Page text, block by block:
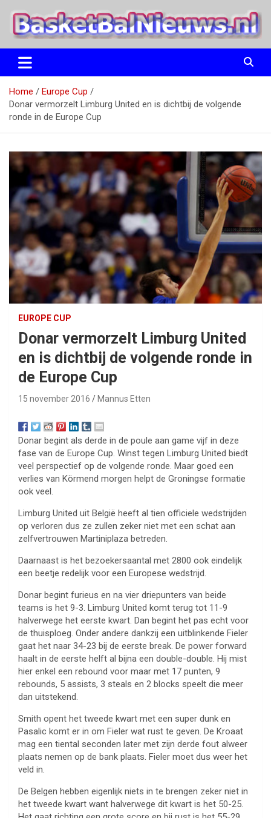
naar
BasketBalNieuws.nl
Etten
Home
Europe Cup
Donar vermorzelt Limburg United en is dichtbij de volgende
ronde in de Europe Cup
EUROPE CUP
Donar vermorzelt Limburg United
en is dichtbij de volgende ronde in
de Europe Cup
15 november 2016 Mannus Etten
Donar begint als derde in de poule aan game vijf in deze
fase van de Europe Cup. Winst tegen Limburg United biedt
veel perspectief op de volgende ronde. Maar goed een
verlies van Körmend morgen helpt de Groningse formatie
ook veel.
Limburg United uit België heeft al tien officiele wedstrijden
op verloren dus ze zullen zeker niet met een schat aan
zelfvertrouwen Martiniplaza betreden.
Daarnaast is het bezoekersaantal met 2800 ook eindelijk
een beetje redelijk voor een Europese wedstrijd.
Donar begint furieus en na vier driepunters van beide
teams is het 9-3. Limburg United komt terug tot 11-9
halverwege het eerste kwart. Dan begint het pas echt voor
de thuisploeg. Onder andere dankzij een uitblinkende Fieler
gaat het naar 34-23 bij de eerste break. De power forward
haalt in de eerste helft al bijna een double-double. Hij mist
hier enkel een rebound voor maar met 17 punten, 9
rebounds, 5 assists, 3 steals en 2 blocks speelt die meer
dan uitstekend.
Smith opent het tweede kwart met een super dunk en
Pasalic komt er in om Fieler wat rust te geven. De Kroaat
mag een tiental seconden later met zijn derde fout alweer
plaats nemen op de bank plaats. Fieler moet dus weer het
veld in.
De Belgen hebben eigenlijk niets in te brengen zeker niet in
het tweede kwart want halverwege dit kwart is het 50-25.